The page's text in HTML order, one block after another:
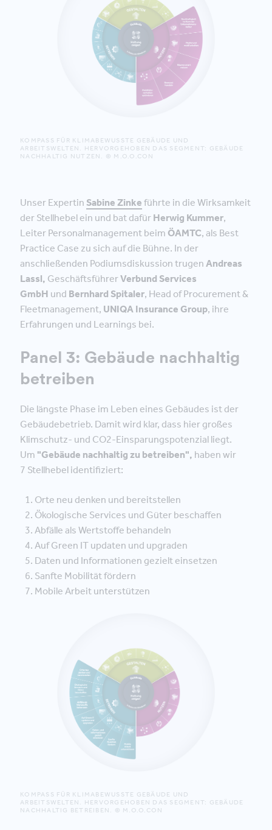
KOMPASS FÜR KLIMABEWUSSTE GEBÄUDE UND
ARBEITSWELTEN. HERVORGEHOBEN DAS SEGMENT: GEBÄUDE
NACHHALTIG NUTZEN. © M.O.O.CON
Unser Expertin Sabine Zinke führte in die Wirksamkeit
der Stellhebel ein und bat dafür Herwig Kummer,
Leiter Personalmanagement beim ÖAMTC, als Best
Practice Case zu sich auf die Bühne. In der
anschließenden Podiumsdiskussion trugen Andreas
Lassl, GeschäftsführerVerbund Services
GmbH und Bernhard Spitaler, Head of Procurement &
Fleetmanagement, UNIQA Insurance Group, ihre
Erfahrungen und Learnings bei.
Panel 3: Gebäude nachhaltig
betreiben
Die längste Phase im Leben eines Gebäudes ist der
Gebäudebetrieb. Damit wird klar, dass hier großes
Klimschutz- und CO2-Einsparungspotenzial liegt.
Um "Gebäude nachhaltig zu betreiben", haben wir
7 Stellhebel identifiziert:
Orte neu denken und bereitstellen
Ökologische Services und Güter beschaffen
Abfälle als Wertstoffe behandeln
Auf Green IT updaten und upgraden
Daten und Informationen gezielt einsetzen
Sanfte Mobilität fördern
Mobile Arbeit unterstützen
KOMPASS FÜR KLIMABEWUSSTE GEBÄUDE UND
ARBEITSWELTEN. HERVORGEHOBEN DAS SEGMENT: GEBÄUDE
NACHHALTIG BETREIBEN. © M.O.O.CON